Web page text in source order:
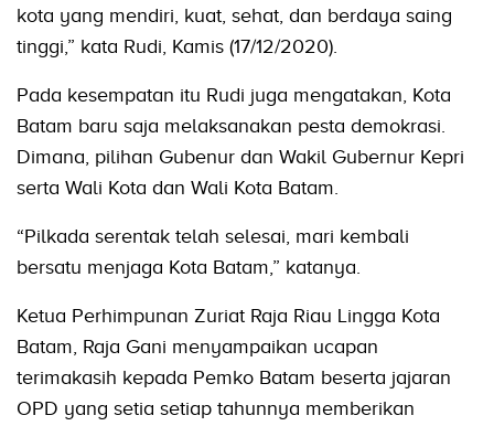
kota yang mendiri, kuat, sehat, dan berdaya saing
tinggi,” kata Rudi, Kamis (17/12/2020).
Pada kesempatan itu Rudi juga mengatakan, Kota
Batam baru saja melaksanakan pesta demokrasi.
Dimana, pilihan Gubenur dan Wakil Gubernur Kepri
serta Wali Kota dan Wali Kota Batam.
“Pilkada serentak telah selesai, mari kembali
bersatu menjaga Kota Batam,” katanya.
Ketua Perhimpunan Zuriat Raja Riau Lingga Kota
Batam, Raja Gani menyampaikan ucapan
terimakasih kepada Pemko Batam beserta jajaran
OPD yang setia setiap tahunnya memberikan